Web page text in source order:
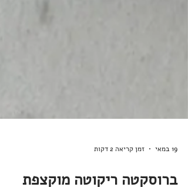
19 במאי זמן קריאה 2 דקות